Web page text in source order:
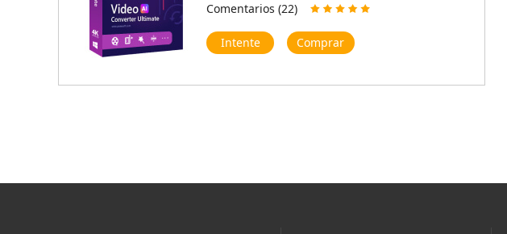
Comentarios (22)
Intente Comprar